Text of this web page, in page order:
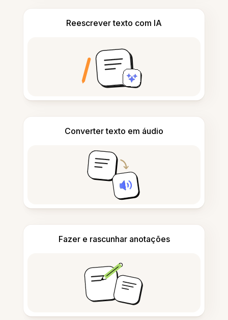
Reescrever texto com IA
Converter texto em áudio
Fazer e rascunhar anotações